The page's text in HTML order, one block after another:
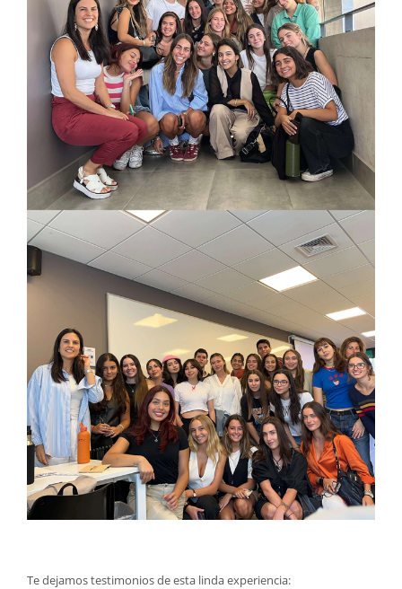
Te dejamos testimonios de esta linda experiencia: